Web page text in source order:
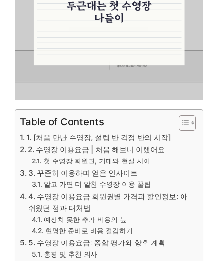
Table of Contents
1. [처음 만난 수영장, 설렘 반 걱정 반의 시작]
2. 수영장 이용요금 | 처음 해보니 이랬어요
첫 수영장 회원권, 기대와 현실 사이
3. 꾸준히 이용하며 얻은 인사이트
알고 가면 더 알찬 수영장 이용 꿀팁
4. 수영장 이용요금 회원권별 가격과 할인정보: 아
쉬웠던 점과 대처법
예상치 못한 추가 비용의 늪
현명한 준비로 비용 절감하기
5. 수영장 이용요금: 종합 평가와 향후 계획
총평 및 추천 의사